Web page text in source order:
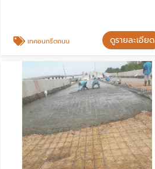
เทคอนกรีตถนน ดูรายละเอียด